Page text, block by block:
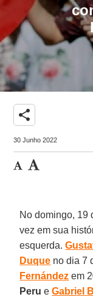
share
30 Junho 2022
No domingo, 19
vez em sua
esquerda.
Duque no dia 7
Fernández em
Peru eGabriel